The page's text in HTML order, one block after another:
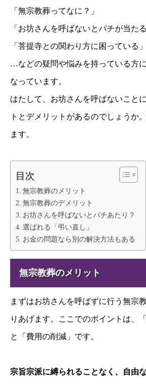
「無宗教葬ってなに？」
「お坊さんを呼ばないとバチが当たる
「菩提寺との関わり方に困っている」
…などの疑問や悩みを持っている方
なっています。
はたして、お坊さんを呼ばないこと
トとデメリットがあるのでしょうか
ます。
目次
無宗教葬のメリット
無宗教葬のデメリット
お坊さんを呼ばないとバチあたり？
選ばれる「弔い直し」
お金の問題なら別の解決方法もある
無宗教葬のメリット
まずはお坊さんを呼ばずに行う無宗
りあげます。ここでのポイントは、
と「費用の削減」です。
宗旨宗派に縛られることなく、自由